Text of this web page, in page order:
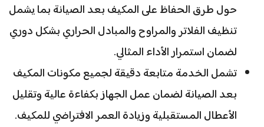
حول طرق الحفاظ على المكيف بعد الصيانة بما يشمل
تنظيف الفلاتر والمراوح والمبادل الحراري بشكل دوري
لضمان استمرار الأداء المثالي.
تشمل الخدمة متابعة دقيقة لجميع مكونات المكيف
بعد الصيانة لضمان عمل الجهاز بكفاءة عالية وتقليل
الأعطال المستقبلية وزيادة العمر الافتراضي للمكيف.